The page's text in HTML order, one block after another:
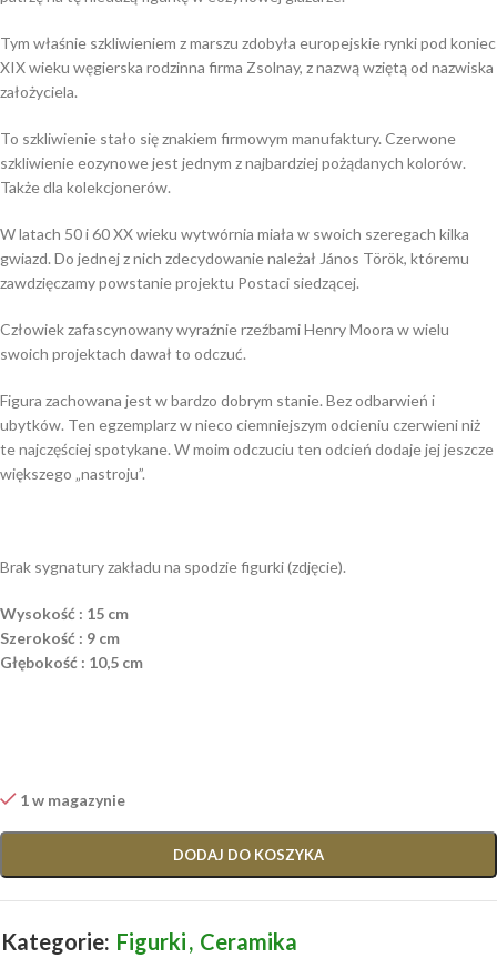
Tym właśnie szkliwieniem z marszu zdobyła europejskie rynki pod koniec
XIX wieku węgierska rodzinna firma Zsolnay, z nazwą wziętą od nazwiska
założyciela.
To szkliwienie stało się znakiem firmowym manufaktury. Czerwone
szkliwienie eozynowe jest jednym z najbardziej pożądanych kolorów.
Także dla kolekcjonerów.
W latach 50 i 60 XX wieku wytwórnia miała w swoich szeregach kilka
gwiazd. Do jednej z nich zdecydowanie należał János Török, któremu
zawdzięczamy powstanie projektu Postaci siedzącej.
Człowiek zafascynowany wyraźnie rzeźbami Henry Moora w wielu
swoich projektach dawał to odczuć.
Figura zachowana jest w bardzo dobrym stanie. Bez odbarwień i
ubytków. Ten egzemplarz w nieco ciemniejszym odcieniu czerwieni niż
te najczęściej spotykane. W moim odczuciu ten odcień dodaje jej jeszcze
większego „nastroju”.
Brak sygnatury zakładu na spodzie figurki (zdjęcie).
Wysokość : 15 cm
Szerokość : 9 cm
Głębokość : 10,5 cm
1 w magazynie
DODAJ DO KOSZYKA
Kategorie: Figurki, Ceramika